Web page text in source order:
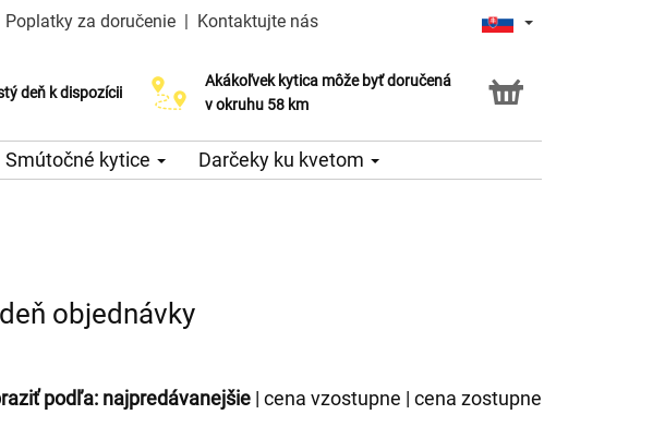
Poplatky za doručenie | Kontaktujte nás
deň k dispozícii
od 200 CZK
Akákoľvek kytica môže byť doručená
v okruhu 58 km
Smútočné kytice Darčeky ku kvetom
objednávky
podľa: najpredávanejšie | cena vzostupne | cena zostupne